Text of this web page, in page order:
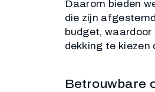
Daarom bieden
die zijn
budget,
dekking te kiezen
Betrouwbare